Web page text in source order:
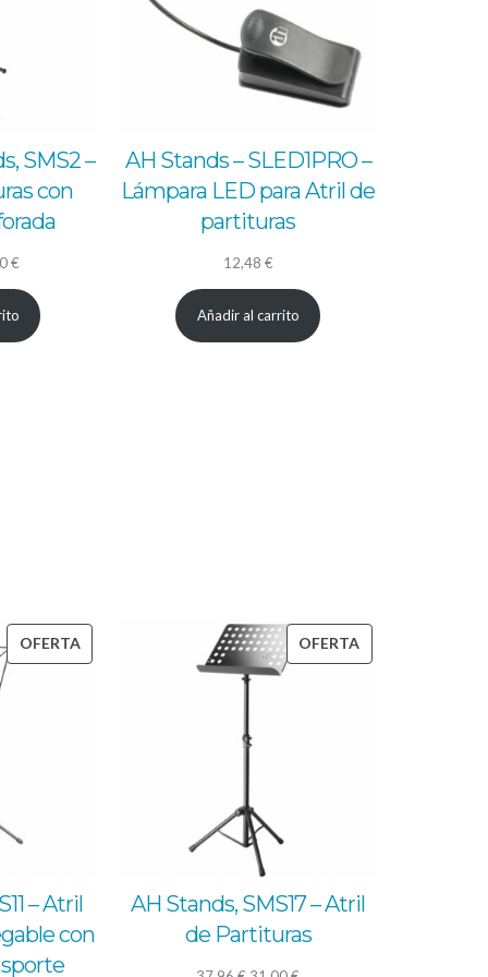
SMS2 –
con
€
precio
actual
AH Stands – SLED1PRO –
Lámpara LED para Atril de
partituras
12,48 €
Añadir al carrito
OFERTAPRODUCTO
– Atril
con
OFERTAPRODUCTO
AH Stands, SMS17 – Atril
de Partituras